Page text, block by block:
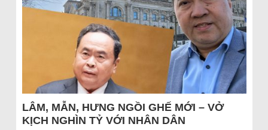
LÂM, MẪN, HƯNG NGỒI GHẾ MỚI – VỞ
KỊCH NGHÌN TỶ VỚI NHÂN DÂN